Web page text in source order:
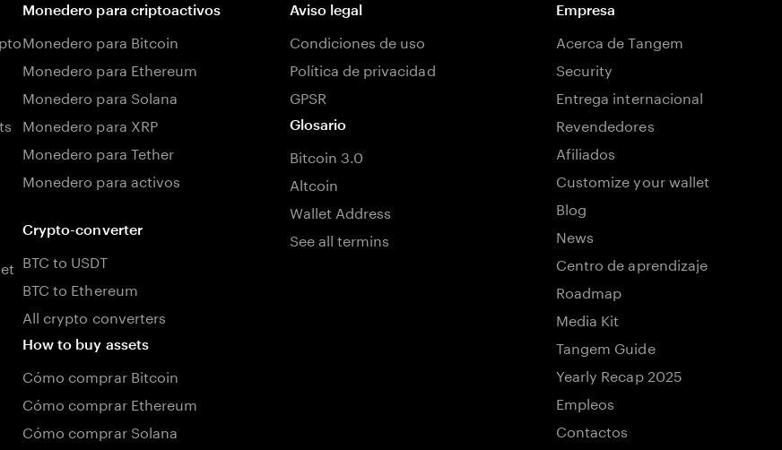
Monedero para criptoactivos
Monedero para Bitcoin
Monedero para Ethereum
Monedero para Solana
Monedero para XRP
Monedero para Tether
Monedero para activos
Crypto-converter
BTC to USDT
BTC to Ethereum
All crypto converters
How to buy assets
Cómo comprar Bitcoin
Cómo comprar Ethereum
Cómo comprar Solana
Aviso legal
Condiciones de uso
Política de privacidad
GPSR
Glosario
Bitcoin 3.0
Altcoin
Wallet Address
See all termins
Empresa
Acerca de Tangem
Security
Entrega internacional
Revendedores
Afiliados
Customize your wallet
Blog
News
Centro de aprendizaje
Roadmap
Media Kit
Tangem Guide
Yearly Recap 2025
Empleos
Contactos